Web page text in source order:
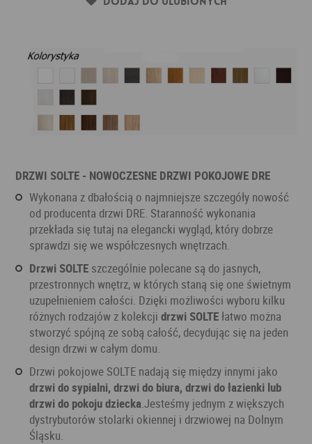
DRZWI SOLTE - NOWOCZESNE DRZWI POKOJOWE DRE
Wykonana z dbałością o najmniejsze szczegóły nowość
od producenta drzwi DRE. Staranność wykonania
przekłada się tutaj na elegancki wygląd, który dobrze
sprawdzi się we współczesnych wnętrzach.
Drzwi SOLTE szczególnie polecane są do jasnych,
przestronnych wnętrz, w których staną się one świetnym
uzupełnieniem całości. Dzięki możliwości wyboru kilku
różnych rodzajów z kolekcjidrzwi SOLTEłatwo można
stworzyć spójną ze sobą całość, decydując się na jeden
design drzwi w całym domu.
Drzwi pokojowe SOLTE nadają się między innymi jako
drzwi do sypialni, drzwi do biura, drzwi do łazienki lub
drzwi do pokoju dziecka .Jesteśmy jednym z większych
dystrybutorów stolarki okiennej i drzwiowej na Dolnym
Śląsku.